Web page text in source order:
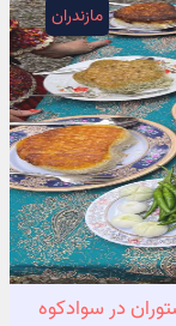
مازندران
در سوادکوه